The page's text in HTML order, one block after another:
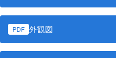
PDF 外観図